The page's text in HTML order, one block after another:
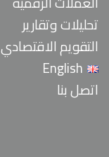
تحليلات وتقارير
التقويم الاقتصادي
English
اتصل بنا